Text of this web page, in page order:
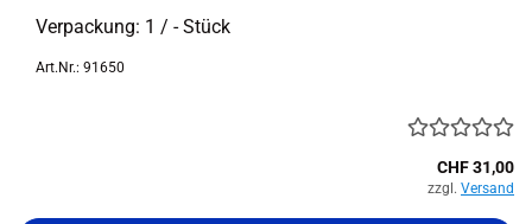
Ver­pa­ckung: 1 / - Stück
Art.Nr.: 91650
CHF 31,00
zzgl. Versand